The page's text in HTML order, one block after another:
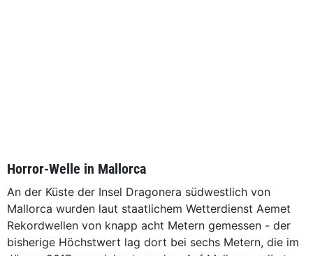
Horror-Welle in Mallorca
An der Küste der Insel Dragonera südwestlich von
Mallorca wurden laut staatlichem Wetterdienst Aemet
Rekordwellen von knapp acht Metern gemessen - der
bisherige Höchstwert lag dort bei sechs Metern, die im